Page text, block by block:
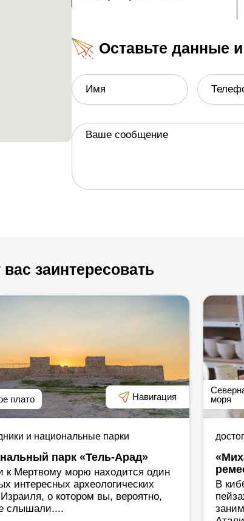
Оставьте данные
Имя
Ваше сообщение
заинтересовать
плато Навигация
и национальные парки
парк «Тель-Арад»
к Мертвому морю находится один
интересных археологических
Израиля, о котором вы, вероятно,
слышали....
моря
В